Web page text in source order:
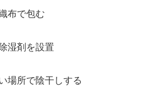
布で包む
湿剤を設置
場所で陰干しする